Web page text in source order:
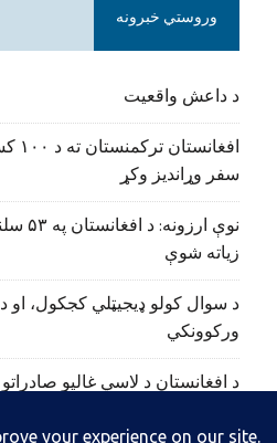
وروستي خبرونه
د داعش واقعیت
سفر وړاندیز وکړ
نوې
زیاته شوې
د سوال کولو ډیجیټلي کجکول،
ورکوونکي
د افغانستان د لاسي غالیو